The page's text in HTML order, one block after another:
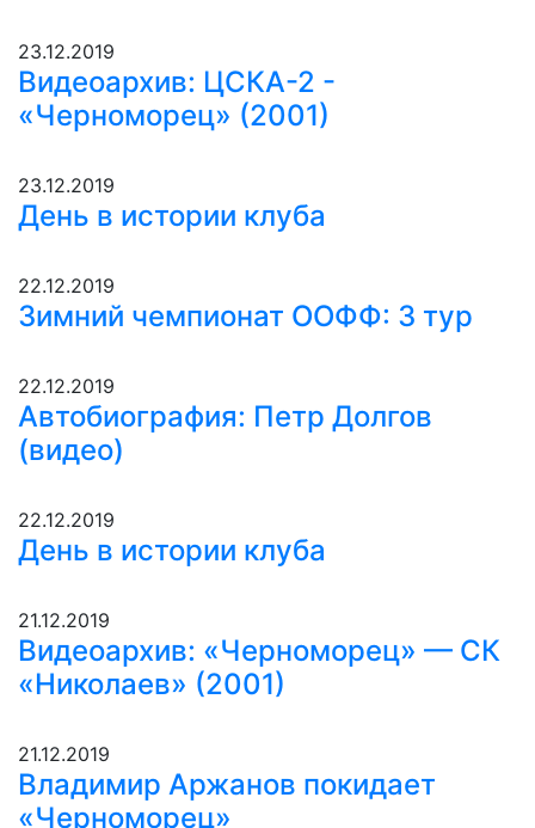
23.12.2019
Видеоархив: ЦСКА-2 -
«Черноморец» (2001)
23.12.2019
День в истории клуба
22.12.2019
Зимний чемпионат ООФФ: 3 тур
22.12.2019
Автобиография: Петр Долгов
(видео)
22.12.2019
День в истории клуба
21.12.2019
Видеоархив: «Черноморец» — СК
«Николаев» (2001)
21.12.2019
Владимир Аржанов покидает
«Черноморец»